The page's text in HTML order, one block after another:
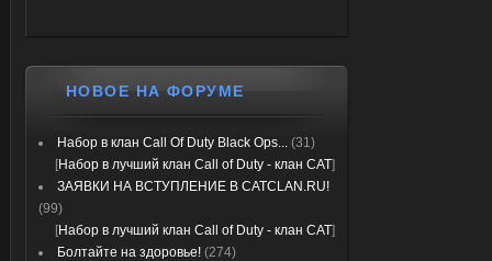
НОВОЕ НА ФОРУМЕ
Набор в клан Call Of Duty Black Ops... (31)
[Набор в лучший клан Call of Duty - клан CAT]
ЗАЯВКИ НА ВСТУПЛЕНИЕ В CATCLAN.RU!
(99)
[Набор в лучший клан Call of Duty - клан CAT]
Болтайте на здоровье! (274)